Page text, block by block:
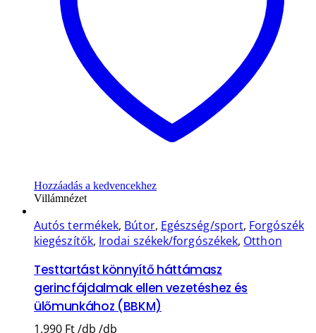
Hozzáadás a kedvencekhez
Villámnézet
Autós termékek, Bútor, Egészség/sport, Forgószék
kiegészítők, Irodai székek/forgószékek, Otthon
Testtartást könnyítő háttámasz
gerincfájdalmak ellen vezetéshez és
ülőmunkához (BBKM)
1.990 Ft